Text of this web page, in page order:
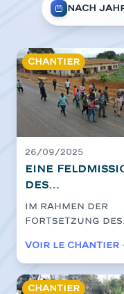
Nach
Chantier
26/09/2025
Eine
des
Gouverneurs
des Estuary
für
Im Rahmen der
Fortsetzung des
Cocobeach
der Gouverneur
der...
Voir le chantier
Chantier